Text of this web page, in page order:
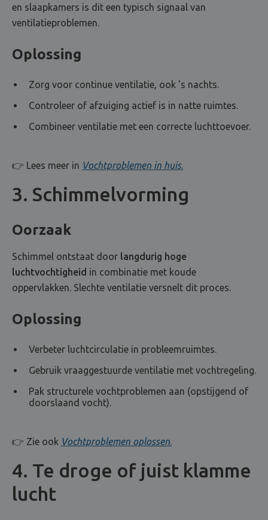
en slaapkamers is dit een typisch signaal van
ventilatieproblemen.
Oplossing
Zorg voor continue ventilatie, ook ’s nachts.
Controleer of afzuiging actief is in natte ruimtes.
Combineer ventilatie met een correcte luchttoevoer.
👉 Lees meer in Vochtproblemen in huis.
3. Schimmelvorming
Oorzaak
Schimmel ontstaat door langdurig hoge
luchtvochtigheid in combinatie met koude
oppervlakken. Slechte ventilatie versnelt dit proces.
Oplossing
Verbeter luchtcirculatie in probleemruimtes.
Gebruik vraaggestuurde ventilatie met vochtregeling.
Pak structurele vochtproblemen aan (opstijgend of
doorslaand vocht).
👉 Zie ook Vochtproblemen oplossen.
4. Te droge of juist klamme
lucht